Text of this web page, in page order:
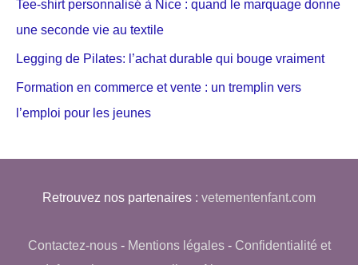
Tee-shirt personnalisé à Nice : quand le marquage donne
une seconde vie au textile
Legging de Pilates: l’achat durable qui bouge vraiment
Formation en commerce et vente : un tremplin vers
l’emploi pour les jeunes
Retrouvez nos partenaires : vetementenfant.com
Contactez-nous- Mentions légales- Confidentialité et